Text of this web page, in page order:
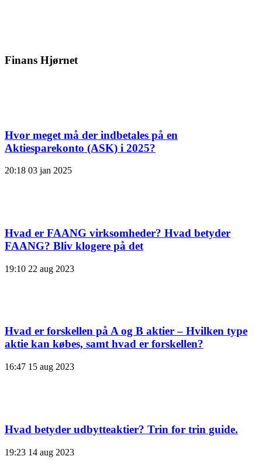
Finans Hjørnet
Hvor meget må der indbetales på en
Aktiesparekonto (ASK) i 2025?
20:18 03 jan 2025
Hvad er FAANG virksomheder? Hvad betyder
FAANG? Bliv klogere på det
19:10 22 aug 2023
Hvad er forskellen på A og B aktier – Hvilken type
aktie kan købes, samt hvad er forskellen?
16:47 15 aug 2023
Hvad betyder udbytteaktier? Trin for trin guide.
19:23 14 aug 2023